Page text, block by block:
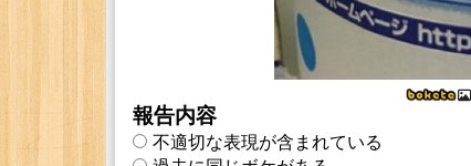
報告内容
不適切な表現が含まれている